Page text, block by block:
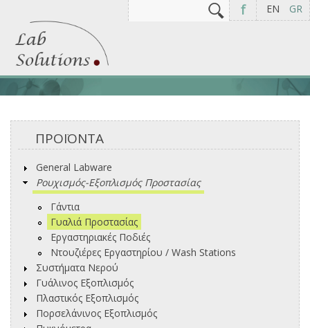
EN GR
f
Φόρμα αναζήτησης
ΠΡΟΪΟΝΤΑ
General Labware
Ρουχισμός-Εξοπλισμός Προστασίας
Γάντια
Γυαλιά Προστασίας
Εργαστηριακές Ποδιές
Ντουζιέρες Εργαστηρίου / Wash Stations
Συστήματα Νερού
Γυάλινος Εξοπλισμός
Πλαστικός Εξοπλισμός
Πορσελάνινος Εξοπλισμός